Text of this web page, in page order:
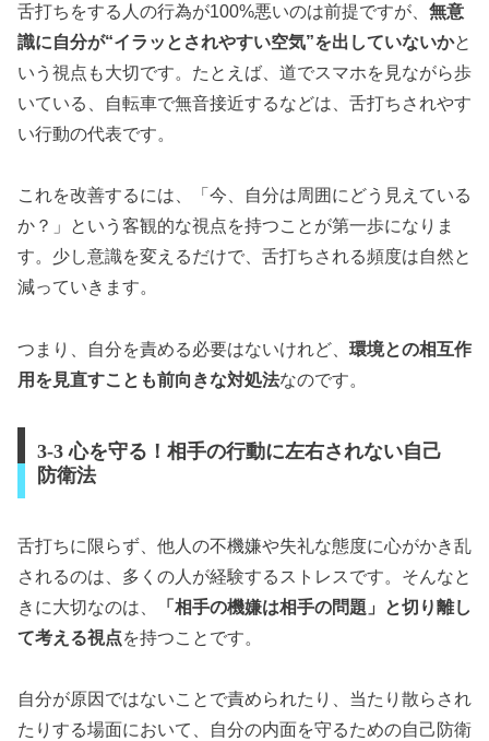
舌打ちをする人の行為が100%悪いのは前提ですが、 無意
識に自分が“イラッとされやすい空気”を出していないかと
いう視点も大切です。たとえば、道でスマホを見ながら歩
いている、自転車で無音接近するなどは、舌打ちされやす
い行動の代表です。
これを改善するには、「今、自分は周囲にどう見えている
か？」という客観的な視点を持つことが第一歩になりま
す。少し意識を変えるだけで、舌打ちされる頻度は自然と
減っていきます。
つまり、自分を責める必要はないけれど、 環境との相互作
用を見直すことも前向きな対処法なのです。
3-3 心を守る！相手の行動に左右されない自己
防衛法
舌打ちに限らず、他人の不機嫌や失礼な態度に心がかき乱
されるのは、多くの人が経験するストレスです。そんなと
きに大切なのは、
「相手の機嫌は相手の問題」と切り離し
て考える視点を持つことです。
自分が原因ではないことで責められたり、当たり散らされ
たりする場面において、自分の内面を守るための自己防衛